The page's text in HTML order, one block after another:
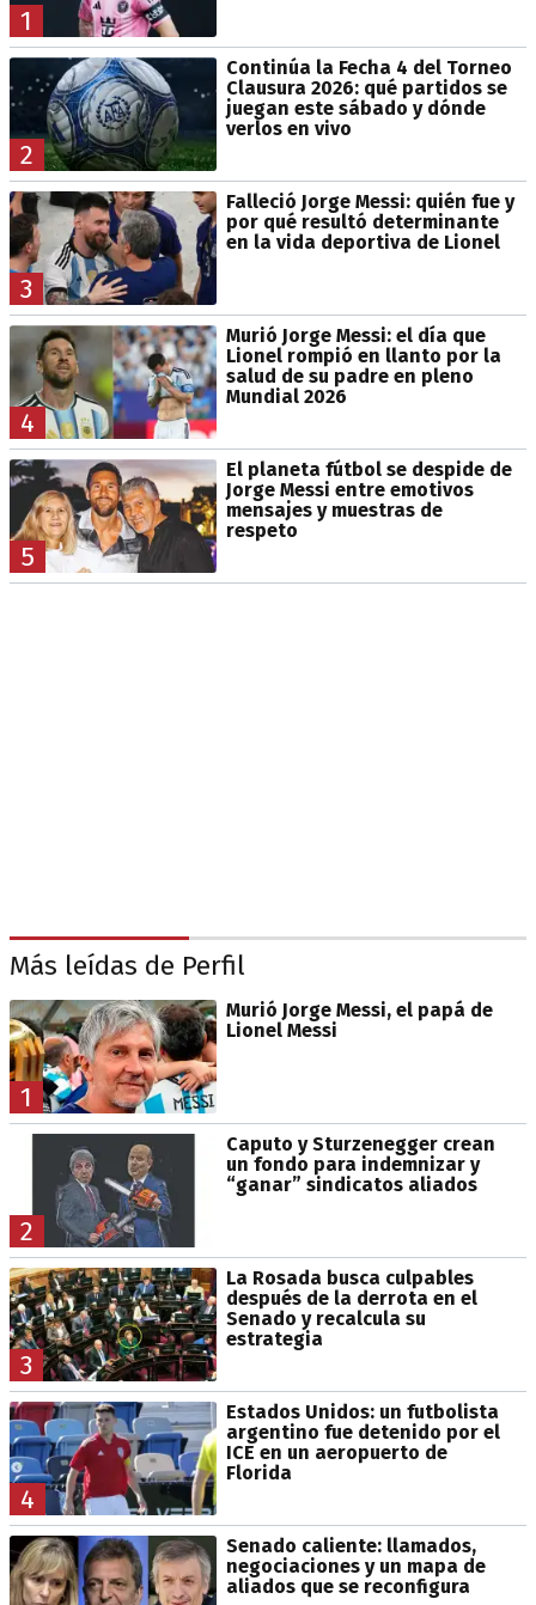
1
2
Continúa la Fecha 4 del Torneo
Clausura 2026: qué partidos se
juegan este sábado y dónde
verlos en vivo
3
Falleció Jorge Messi: quién fue y
por qué resultó determinante
en la vida deportiva de Lionel
4
Murió Jorge Messi: el día que
Lionel rompió en llanto por la
salud de su padre en pleno
Mundial 2026
5
El planeta fútbol se despide de
Jorge Messi entre emotivos
mensajes y muestras de
respeto
Más leídas de Perfil
1
Murió Jorge Messi, el papá de
Lionel Messi
2
Caputo y Sturzenegger crean
un fondo para indemnizar y
“ganar” sindicatos aliados
3
La Rosada busca culpables
después de la derrota en el
Senado y recalcula su
estrategia
4
Estados Unidos: un futbolista
argentino fue detenido por el
ICE en un aeropuerto de
Florida
Senado caliente: llamados,
negociaciones y un mapa de
aliados que se reconfigura